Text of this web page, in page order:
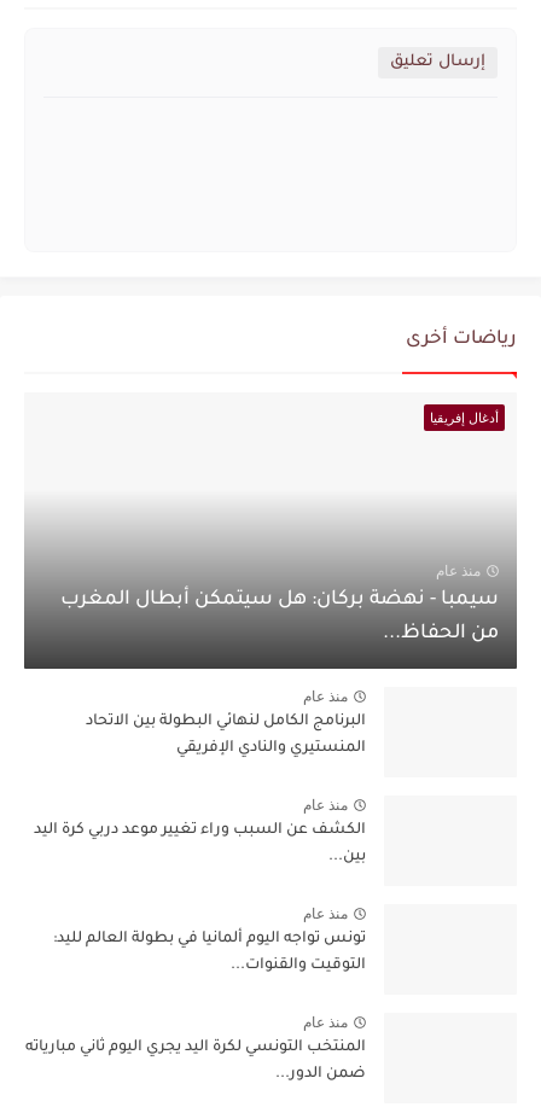
إرسال تعليق
رياضات أخرى
أدغال إفريقيا
منذ عام
سيمبا - نهضة بركان: هل سيتمكن أبطال المغرب
من الحفاظ...
منذ عام
البرنامج الكامل لنهائي البطولة بين الاتحاد
المنستيري والنادي الإفريقي
منذ عام
الكشف عن السبب وراء تغيير موعد دربي كرة اليد
بين...
منذ عام
تونس تواجه اليوم ألمانيا في بطولة العالم لليد:
التوقيت والقنوات...
منذ عام
المنتخب التونسي لكرة اليد يجري اليوم ثاني مبارياته
ضمن الدور...